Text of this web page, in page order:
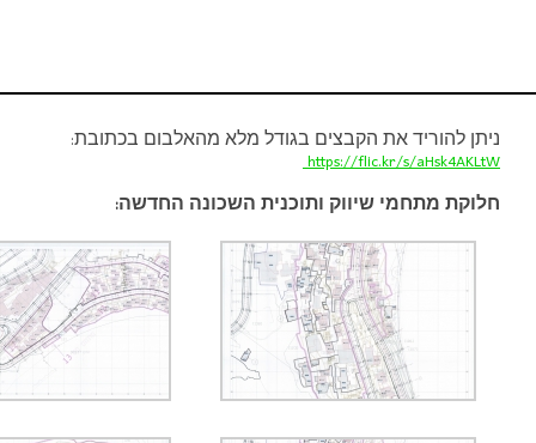
ניתן להוריד את הקבצים בגודל מלא מהאלבום בכתובת:
https://flic.kr/s/aHsk4AKLtW
חלוקת מתחמי שיווק ותוכנית השכונה החדשה: